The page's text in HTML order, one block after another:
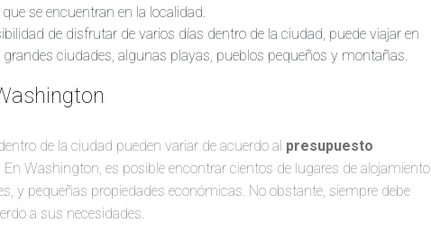
se encuentran en la localidad.
de disfrutar de varios días dentro de la ciudad, puede viajar en
ciudades, algunas playas, pueblos pequeños y montañas.
de la ciudad pueden variar de acuerdo al presupuesto
Washington, es posible encontrar cientos de lugares de alojamiento,
y pequeñas propiedades económicas. No obstante, siempre debe
a sus necesidades.